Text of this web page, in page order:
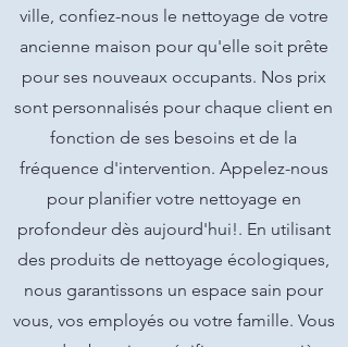
ville, confiez-nous le nettoyage de votre
ancienne maison pour qu'elle soit prête
pour ses nouveaux occupants. Nos prix
sont personnalisés pour chaque client en
fonction de ses besoins et de la
fréquence d'intervention. Appelez-nous
pour planifier votre nettoyage en
profondeur dès aujourd'hui!. En utilisant
des produits de nettoyage écologiques,
nous garantissons un espace sain pour
vous, vos employés ou votre famille. Vous